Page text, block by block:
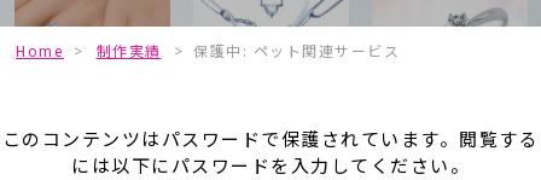
Home > 制作実績 > 保護中: ペット関連サービス
このコンテンツはパスワードで保護されています。閲覧する
には以下にパスワードを入力してください。